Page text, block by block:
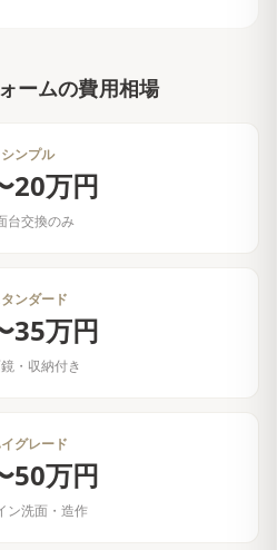
ームの費用相場
シンプル
20万円
台交換のみ
ンダード
35万円
・収納付き
グレード
50万円
ン洗面・造作